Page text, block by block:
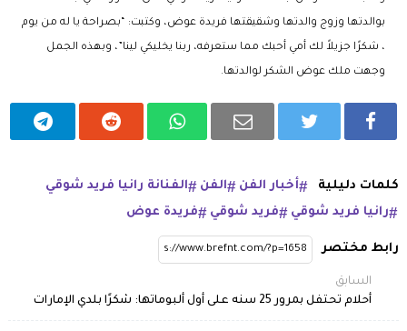
بوالدتها وزوج والدتها وشقيقتها فريدة عوض، وكتبت: “بصراحة يا له من يوم
، شكرًا جزيلاً لك أمي أحبك مما ستعرفه، ربنا يخليكي لينا”، وبهذه الجمل
وجهت ملك عوض الشكر لوالدتها.
كلمات دليلية أخبار الفن الفن
الفنانة رانيا فريد شوقي
رانيا فريد شوقي
فريد شوقي فريدة عوض
رابط مختصر
السابق
أحلام تحتفل بمرور 25 سنه على أول ألبوماتها: شكرًا بلدي الإمارات